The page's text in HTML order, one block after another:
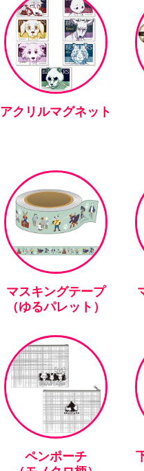
アクリルマグネット
マスキングテープ
（ゆるパレット）
ペンポーチ